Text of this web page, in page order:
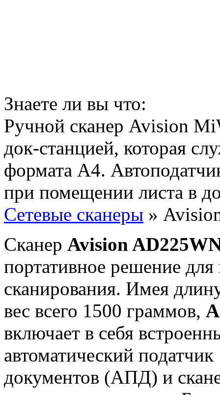
Знаете ли вы что:
Ручной сканер Avision
док-станцией, которая
формата А4.
при помещении листа в
Сетевые сканеры »
Cканер Avision
портативное решение для
сканирования. Имея
вес всего 1500 граммов,
включает в себя
автоматический податчик
документов (АПД) и